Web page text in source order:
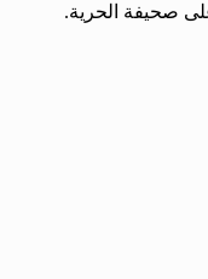
صحيفة الحرية.